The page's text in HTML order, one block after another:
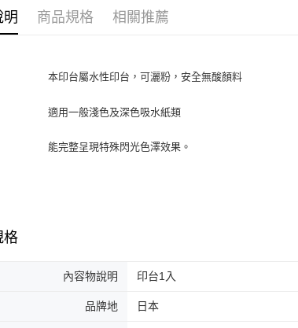
明 商品規格 相關推薦
本印台屬水性印台，可灑粉，安全無酸顏料
適用一般淺色及深色吸水紙類
能完整呈現特殊閃光色澤效果。
格
內容物說明 印台1入
品牌地 日本